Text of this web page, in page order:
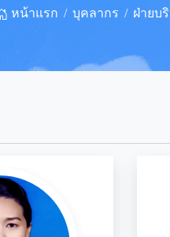
หน้าแรก บุคลากร ฝ่ายบ